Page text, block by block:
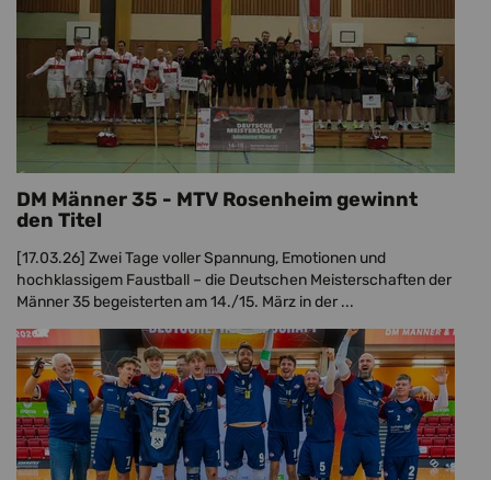
DM Männer 35 - MTV Rosenheim gewinnt
den Titel
[17.03.26] Zwei Tage voller Spannung, Emotionen und
hochklassigem Faustball – die Deutschen Meisterschaften der
Männer 35 begeisterten am 14./15. März in der ...